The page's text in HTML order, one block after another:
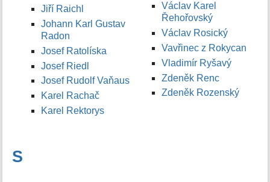
Jiří Raichl
Johann Karl Gustav
Radon
Josef Ratolíska
Josef Riedl
Josef Rudolf Vaňaus
Karel Rachač
Karel Rektorys
Václav Karel
Řehořovský
Václav Rosický
Vavřinec z Rokycan
Vladimír Ryšavý
Zdeněk Renc
Zdeněk Rozenský
S